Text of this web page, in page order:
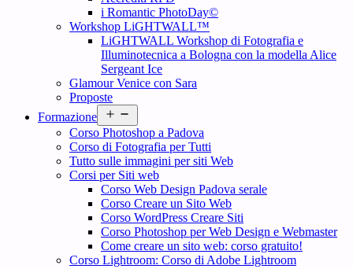
i Romantic PhotoDay©
Workshop LiGHTWALL™
LiGHTWALL Workshop di Fotografia e
Illuminotecnica a Bologna con la modella Alice
Sergeant Ice
Glamour Venice con Sara
Proposte
Formazione
menu
Corso Photoshop a Padova
Corso di Fotografia per Tutti
Tutto sulle immagini per siti Web
Corsi per Siti web
Corso Web Design Padova serale
Corso Creare un Sito Web
Corso WordPress Creare Siti
Corso Photoshop per Web Design e Webmaster
Come creare un sito web: corso gratuito!
Corso Lightroom: Corso di Adobe Lightroom